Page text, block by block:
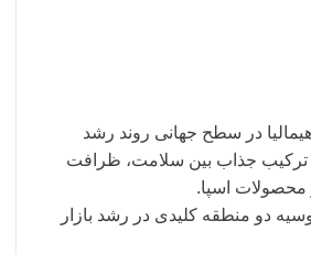
در سطح جهانی روند رشد
ترکیب جذاب بین سلامت، ظرافت
محصولات اسپا.
دو منطقه کلیدی در رشد بازار